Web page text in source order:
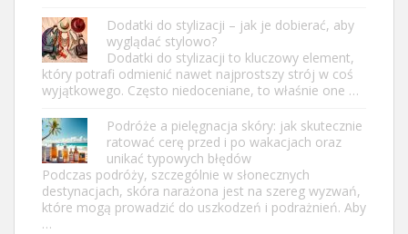
Dodatki do stylizacji – jak je dobierać, aby
wyglądać stylowo?
Dodatki do stylizacji to kluczowy element,
który potrafi odmienić nawet najprostszy strój w coś
wyjątkowego. Często niedoceniane, to właśnie one …
Podróże a pielęgnacja skóry: jak skutecznie
ratować cerę przed i po wakacjach oraz
unikać typowych błędów
Podczas podróży, szczególnie w słonecznych
destynacjach, skóra narażona jest na szereg wyzwań,
które mogą prowadzić do uszkodzeń i podrażnień. Aby
…